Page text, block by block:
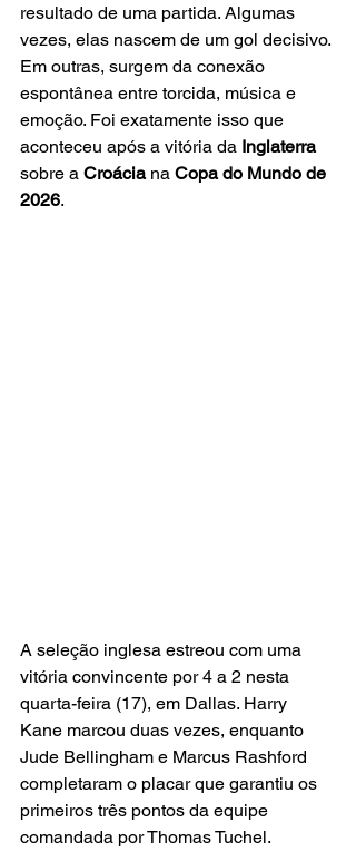
resultado de uma partida. Algumas
vezes, elas nascem de um gol decisivo.
Em outras, surgem da conexão
espontânea entre torcida, música e
emoção. Foi exatamente isso que
aconteceu após a vitória da Inglaterra
sobre a Croácia na Copa do Mundo de
2026.
A seleção inglesa estreou com uma
vitória convincente por 4 a 2 nesta
quarta-feira (17), em Dallas. Harry
Kane marcou duas vezes, enquanto
Jude Bellingham e Marcus Rashford
completaram o placar que garantiu os
primeiros três pontos da equipe
comandada por Thomas Tuchel.